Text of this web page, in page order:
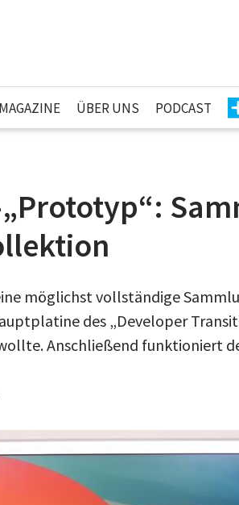
MAGAZINE ÜBER UNS PODCAST
möglichst vollständige
des „Developer
Anschließend funktioniert